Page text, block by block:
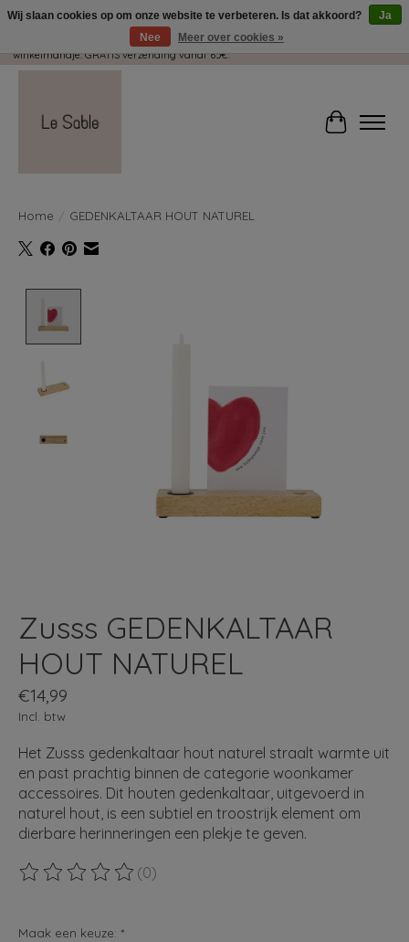
Wij pakken met plezier jouw kadootjes GRATIS in! Duid dit zeker aan in je
winkelmandje. GRATIS verzending vanaf 65€.
Home GEDENKALTAAR HOUT NATUREL
Zusss GEDENKALTAAR
HOUT NATUREL
€14,99
Incl. btw
Het Zusss gedenkaltaar hout naturel straalt warmte uit
en past prachtig binnen de categorie woonkamer
accessoires. Dit houten gedenkaltaar, uitgevoerd in
naturel hout, is een subtiel en troostrijk element om
dierbare herinneringen een plekje te geven.
De beoordeling van dit product is
(0)
Maak een keuze: *
Wij slaan cookies op om onze website te verbeteren. Is dat akkoord?
Ja
Nee
Meer over cookies »